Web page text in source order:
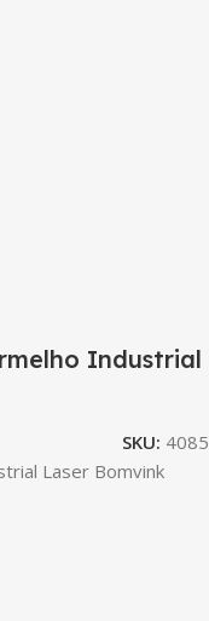
Industrial
SKU: 4085
Laser Bomvink